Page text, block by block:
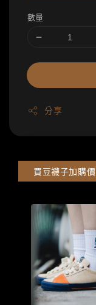
數量
分享
買豆襪子加購價